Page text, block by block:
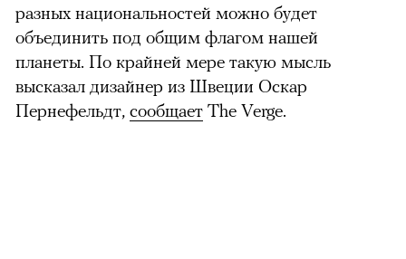
разных национальностей можно будет
объединить под общим флагом нашей
планеты. По крайней мере такую мысль
высказал дизайнер из Швеции Оскар
Пернефельдт, сообщает The Verge.